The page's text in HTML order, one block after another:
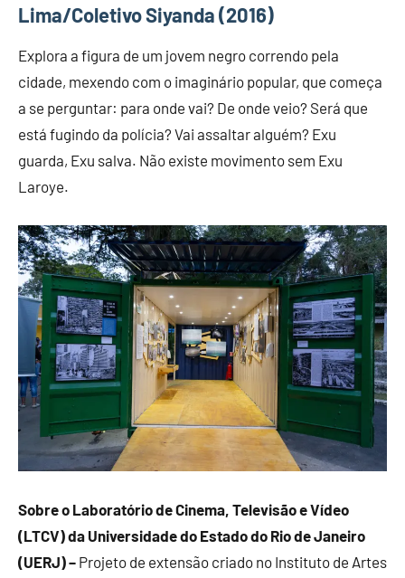
Lima/Coletivo Siyanda (2016)
Explora a figura de um jovem negro correndo pela
cidade, mexendo com o imaginário popular, que começa
a se perguntar: para onde vai? De onde veio? Será que
está fugindo da polícia? Vai assaltar alguém? Exu
guarda, Exu salva. Não existe movimento sem Exu
Laroye.
Sobre o Laboratório de Cinema, Televisão e Vídeo
(LTCV) da Universidade do Estado do Rio de Janeiro
(UERJ) – Projeto de extensão criado no Instituto de Artes